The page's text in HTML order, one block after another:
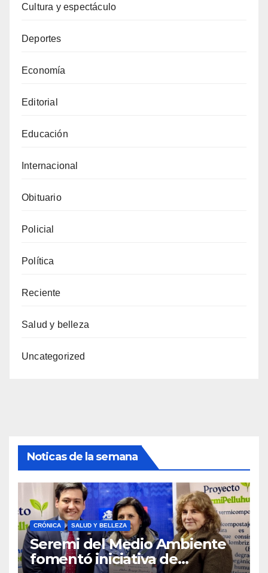
Cultura y espectáculo
Deportes
Economía
Editorial
Educación
Internacional
Obituario
Policial
Política
Reciente
Salud y belleza
Uncategorized
Noticas de la semana
CRÓNICA SALUD Y BELLEZA
Seremi del Medio Ambiente
fomentó iniciativa de